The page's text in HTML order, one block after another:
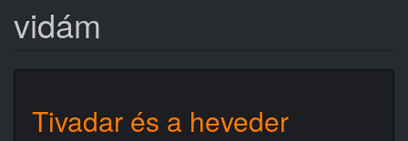
vidám
Tivadar és a heveder